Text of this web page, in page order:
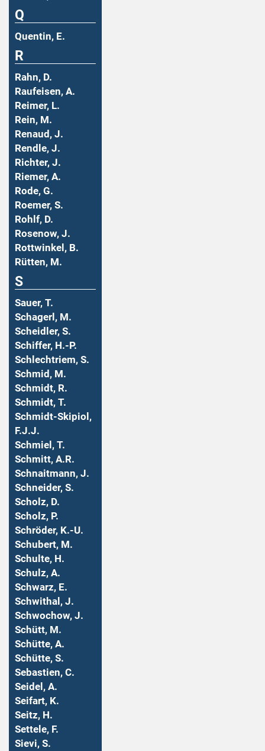
Q
Quentin, E.
R
Rahn, D.
Raufeisen, A.
Reimer, L.
Rein, M.
Renaud, J.
Rendle, J.
Richter, J.
Riemer, A.
Rode, G.
Roemer, S.
Rohlf, D.
Rosenow, J.
Rottwinkel, B.
Rütten, M.
S
Sauer, T.
Schagerl, M.
Scheidler, S.
Schiffer, H.-P.
Schlechtriem, S.
Schmid, M.
Schmidt, R.
Schmidt, T.
Schmidt-Skipiol,
F.J.J.
Schmiel, T.
Schmitt, A.R.
Schnaitmann, J.
Schneider, S.
Scholz, D.
Scholz, P.
Schröder, K.-U.
Schubert, M.
Schulte, H.
Schulz, A.
Schwarz, E.
Schwithal, J.
Schwochow, J.
Schütt, M.
Schütte, A.
Schütte, S.
Sebastien, C.
Seidel, A.
Seifart, K.
Seitz, H.
Settele, F.
Sievi, S.